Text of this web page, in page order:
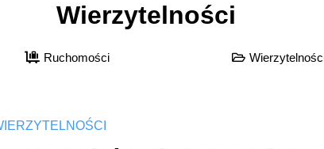
Wierzytelności
Ruchomości